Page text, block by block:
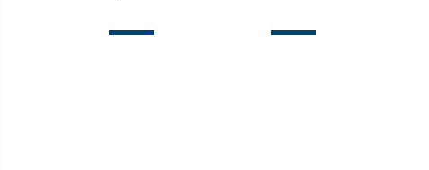
nuevas esquinas